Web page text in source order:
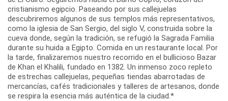
cristianismo egipcio. Paseando por sus callejuelas
descubriremos algunos de sus templos más representativos,
como la iglesia de San Sergio, del siglo V, construida sobre la
cueva donde, según la tradición, se refugió la Sagrada Familia
durante su huida a Egipto. Comida en un restaurante local. Por
la tarde, finalizaremos nuestro recorrido en el bullicioso Bazar
de Khan el Khalili, fundado en 1382. Un inmenso zoco repleto
de estrechas callejuelas, pequeñas tiendas abarrotadas de
mercancías, cafés tradicionales y talleres de artesanos, donde
se respira la esencia más auténtica de la ciudad.*